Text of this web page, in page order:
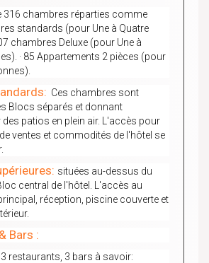
316 chambres réparties comme
standards (pour Une à Quatre
chambres Deluxe (pour Une à
· 85 Appartements 2 pièces (pour
Ces chambres sont
Blocs séparés et donnant
patios en plein air. L'accès pour
ventes et commodités de l'hôtel se
situées au-dessus du
central de l'hôtel. L'accès au
réception, piscine couverte et
Bars :
3 restaurants, 3 bars à savoir: